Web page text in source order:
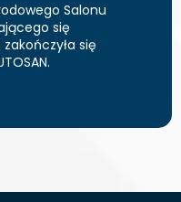
Salonu
się
się